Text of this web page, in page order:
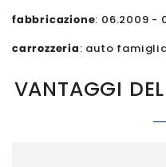
fabbricazione: 06.2009 -
carrozzeria: auto
VANTAGGI